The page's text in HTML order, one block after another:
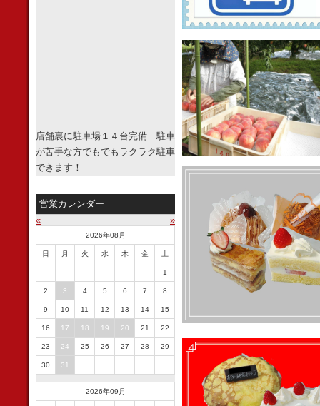
店舗裏に駐車場１４台完備 駐車
が苦手な方でもでもラクラク駐車
できます！
営業カレンダー
«
»
2026年08月
日 月 火 水 木 金 土
1
2 3 4 5 6 7 8
9 10 11 12 13 14 15
16 17 18 19 20 21 22
23 24 25 26 27 28 29
30 31
2026年09月